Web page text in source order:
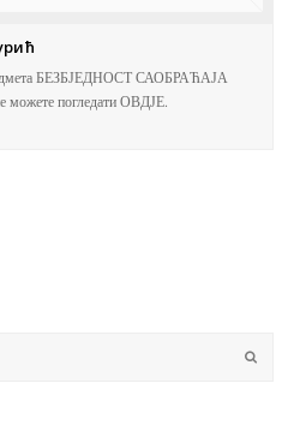
БЕЗБЈЕДНОСТ САОБРАЋАЈА
можете погледати ОВДЈЕ.